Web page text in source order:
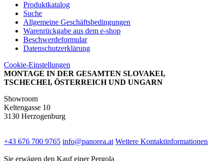
Produktkatalog
Suche
Allgemeine Geschäftsbedingungen
Warenrückgabe aus dem e-shop
Beschwerdeformular
Datenschutzerklärung
Cookie-Einstellungen
MONTAGE IN DER GESAMTEN SLOVAKEI,
TSCHECHEI, ÖSTERREICH UND UNGARN
Showroom
Keltengasse 10
3130 Herzogenburg
+43 676 700 9765 info@panorea.at Weitere Kontaktinformationen
Sie erwägen den Kauf einer Pergola